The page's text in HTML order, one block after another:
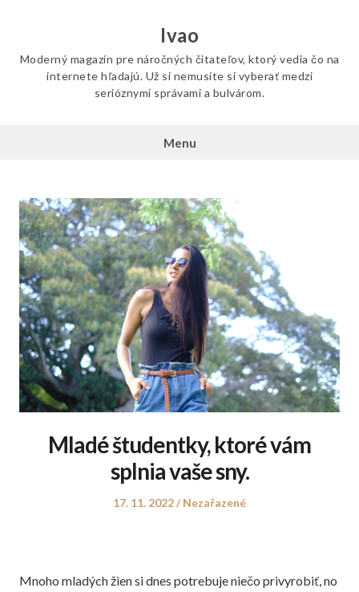
Ivao
Moderný magazín pre náročných čitateľov, ktorý vedia čo na
internete hľadajú. Už si nemusíte si vyberať medzi
serióznymi správami a bulvárom.
Menu
Mladé študentky, ktoré vám
splnia vaše sny.
Posted
17. 11. 2022
Posted
Nezařazené
Mnoho mladých žien si dnes potrebuje niečo privyrobiť, no